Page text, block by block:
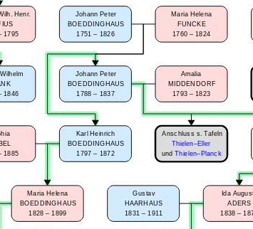
1846
Maria Helena
BOEDDINGHAUS
1828 – 1899
1885
Karl Heinrich
BOEDDINGHAUS
1797 – 1872
Maria Helena
FUNCKE
1760 – 1824
Johann Peter
BOEDDINGHAUS
1751 – 1826
Johann Peter
BOEDDINGHAUS
1788 – 1837
Amalia
MIDDENDORF
1793 – 1823
Ida
ADERS
1838 –
Gustav
HAARHAUS
1831 – 1911
Henr.
1795
Anschluss s. Tafeln
Thielen–Eller
undThielen–Planck